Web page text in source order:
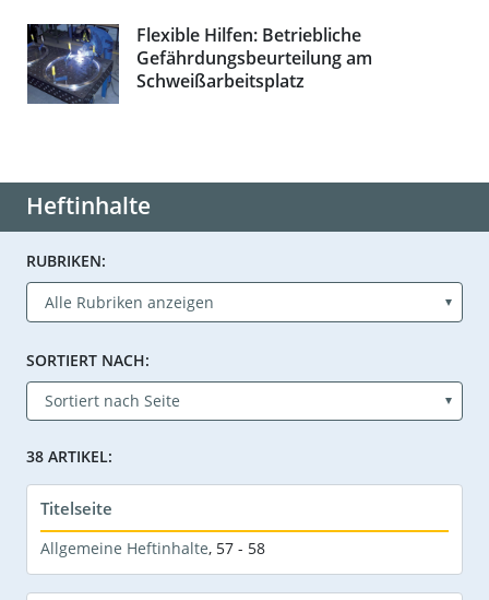
Flexible Hilfen: Betriebliche
Gefährdungsbeurteilung am
Schweißarbeitsplatz
Heftinhalte
RUBRIKEN:
SORTIERT NACH:
38 ARTIKEL:
Titelseite
Allgemeine Heftinhalte, 57 - 58